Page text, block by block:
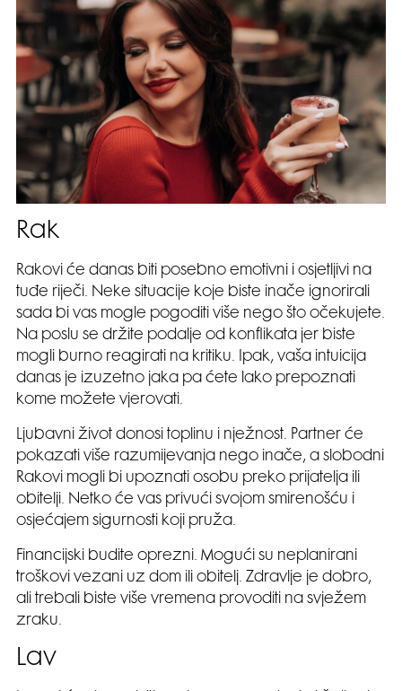
Rak
Rakovi će danas biti posebno emotivni i osjetljivi na
tuđe riječi. Neke situacije koje biste inače ignorirali
sada bi vas mogle pogoditi više nego što očekujete.
Na poslu se držite podalje od konflikata jer biste
mogli burno reagirati na kritiku. Ipak, vaša intuicija
danas je izuzetno jaka pa ćete lako prepoznati
kome možete vjerovati.
Ljubavni život donosi toplinu i nježnost. Partner će
pokazati više razumijevanja nego inače, a slobodni
Rakovi mogli bi upoznati osobu preko prijatelja ili
obitelji. Netko će vas privući svojom smirenošću i
osjećajem sigurnosti koji pruža.
Financijski budite oprezni. Mogući su neplanirani
troškovi vezani uz dom ili obitelj. Zdravlje je dobro,
ali trebali biste više vremena provoditi na svježem
zraku.
Lav